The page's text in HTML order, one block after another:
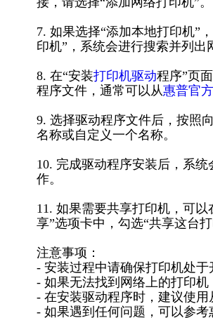
7. 如果选择“添加本地打印机”
印机”，系统会进行搜索并列出
8. 在“安装打印机驱动程序”页
程序文件，通常可以从惠普官方
9. 选择驱动程序文件后，按照
名称或自定义一个名称。
10. 完成驱动程序安装后，系
作。
11. 如果需要共享打印机，可
享”选项卡中，勾选“共享这台
注意事项：
- 安装过程中请确保打印机处于
- 如果无法找到网络上的打印
- 在安装驱动程序时，建议使用
- 如果遇到任何问题，可以参考